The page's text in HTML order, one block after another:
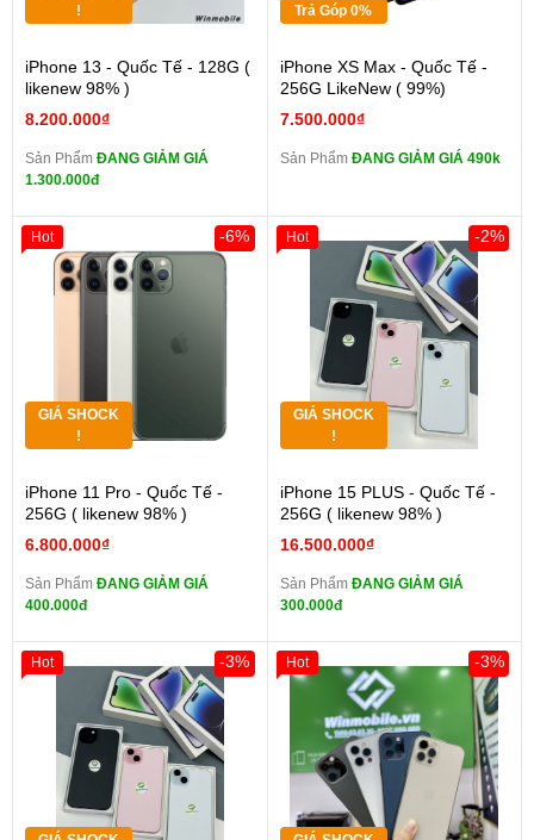
!
iPhone 13 - Quốc Tế - 128G (
likenew 98% )
8.200.000₫
Sản Phẩm ĐANG GIẢM GIÁ
1.300.000đ
Trả Góp 0%
iPhone XS Max - Quốc Tế -
256G LikeNew ( 99%)
7.500.000₫
Sản Phẩm ĐANG GIẢM GIÁ 490k
GIÁ SHOCK
!
iPhone 11 Pro - Quốc Tế -
256G ( likenew 98% )
6.800.000₫
-6%
Sản Phẩm ĐANG GIẢM GIÁ
400.000đ
Hot
GIÁ SHOCK
!
iPhone 15 PLUS - Quốc Tế -
256G ( likenew 98% )
16.500.000₫
-2%
Sản Phẩm ĐANG GIẢM GIÁ
300.000đ
Hot
-3%
Hot -3%
Hot